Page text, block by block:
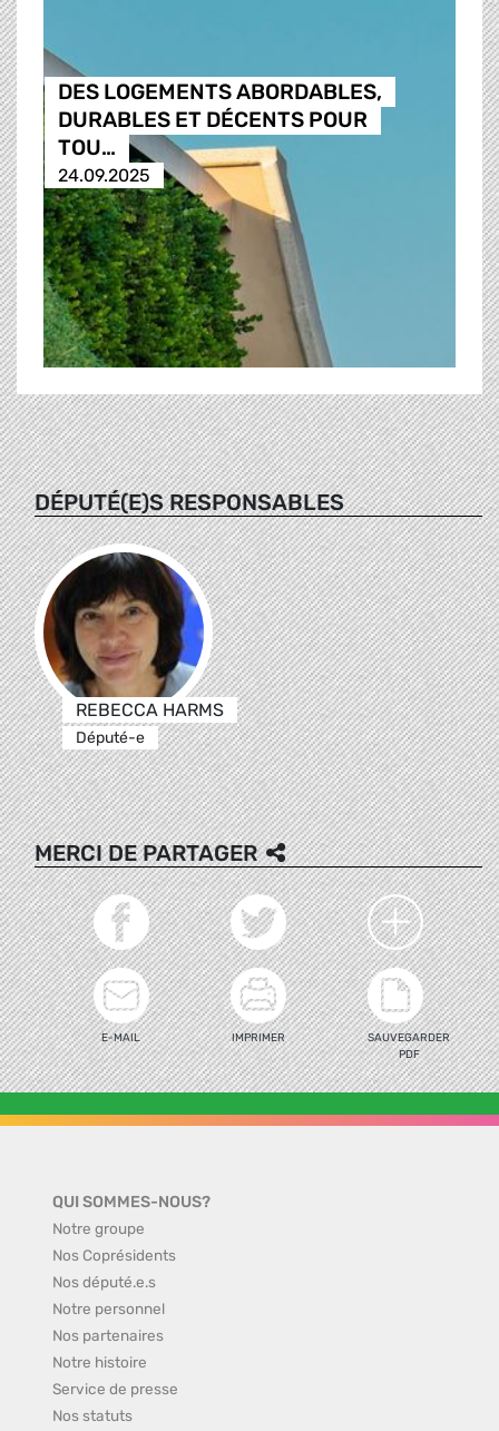
DES LOGEMENTS ABORDABLES,
DURABLES ET DÉCENTS POUR
TOU…
24.09.2025
DÉPUTÉ(E)S RESPONSABLES
REBECCA HARMS
Député-e
MERCI DE PARTAGER
E-MAIL IMPRIMER
SAUVEGARDER
PDF
QUI SOMMES-NOUS?
Notre groupe
Nos Coprésidents
Nos député.e.s
Notre personnel
Nos partenaires
Notre histoire
Service de presse
Nos statuts